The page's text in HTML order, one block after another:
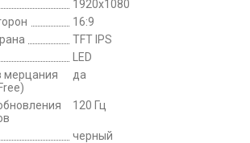
1920x1080
16:9
TFT IPS
LED
мерцания
да
120 Гц
черный